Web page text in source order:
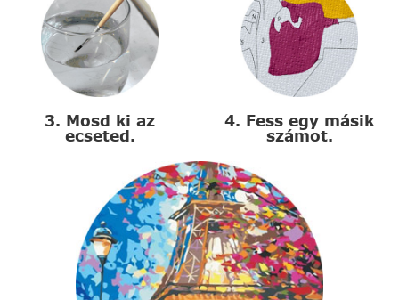
3. Mosd ki az
ecseted.
4. Fess egy másik
számot.